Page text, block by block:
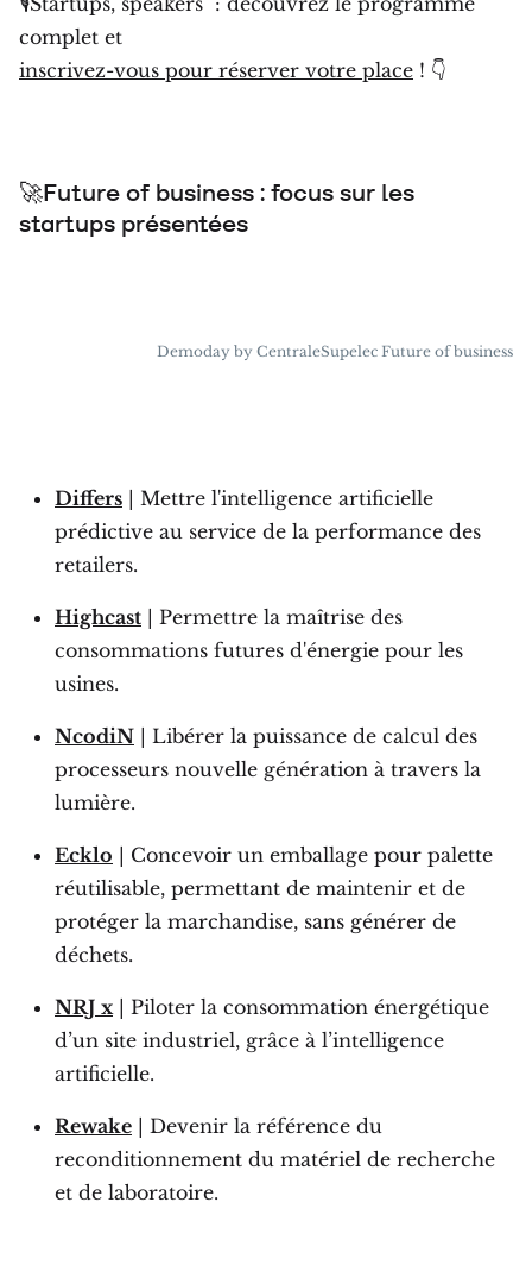
complet et
inscrivez-vous pour réserver votre place ! 👇
🚀Future of business : focus sur les
startups présentées
Demoday by CentraleSupelec Future of business
Differs | Mettre l'intelligence artificielle
prédictive au service de la performance des
retailers.
Highcast | Permettre la maîtrise des
consommations futures d'énergie pour les
usines.
NcodiN | Libérer la puissance de calcul des
processeurs nouvelle génération à travers la
lumière.
Ecklo | Concevoir un emballage pour palette
réutilisable, permettant de maintenir et de
protéger la marchandise, sans générer de
déchets.
NRJ x| Piloter la consommation énergétique
d’un site industriel, grâce à l’intelligence
artificielle.
Rewake | Devenir la référence du
reconditionnement du matériel de recherche
et de laboratoire.